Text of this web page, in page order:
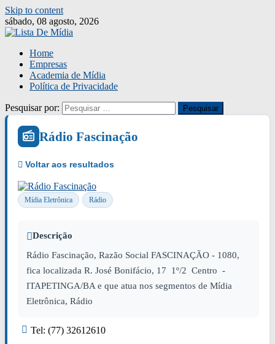
Skip to content
sábado, 08 agosto, 2026
Home
Empresas
Academia de Mídia
Política de Privacidade
Pesquisar por:
Rádio Fascinação
Mídia Eletrônica Rádio
Descrição
Rádio Fascinação, Razão Social FASCINAÇÃO - 1080,
fica localizada R. José Bonifácio, 17 1º/2 Centro -
ITAPETINGA/BA e que atua nos segmentos de Mídia
Eletrônica, Rádio
Tel: (77) 32612610